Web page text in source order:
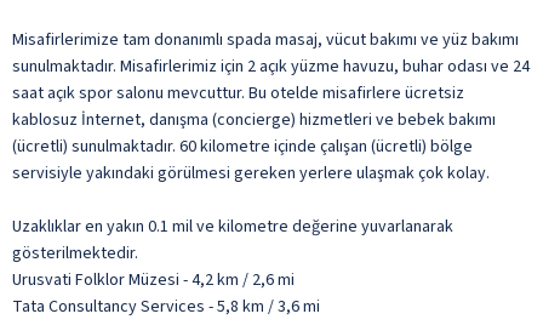
Misafirlerimize tam donanımlı spada masaj, vücut bakımı ve yüz bakımı
sunulmaktadır. Misafirlerimiz için 2 açık yüzme havuzu, buhar odası ve 24
saat açık spor salonu mevcuttur. Bu otelde misafirlere ücretsiz
kablosuz İnternet, danışma (concierge) hizmetleri ve bebek bakımı
(ücretli) sunulmaktadır. 60 kilometre içinde çalışan (ücretli) bölge
servisiyle yakındaki görülmesi gereken yerlere ulaşmak çok kolay.
Uzaklıklar en yakın 0.1 mil ve kilometre değerine yuvarlanarak
gösterilmektedir.
Urusvati Folklor Müzesi - 4,2 km / 2,6 mi
Tata Consultancy Services - 5,8 km / 3,6 mi